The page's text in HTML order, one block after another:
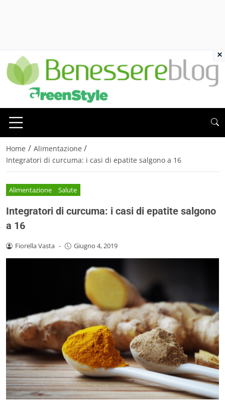
Home / Alimentazione /
Integratori di curcuma: i casi di epatite salgono a 16
Alimentazione Salute
Integratori di curcuma: i casi di epatite salgono
a 16
Fiorella Vasta - Giugno 4, 2019
×